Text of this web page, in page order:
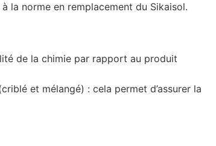
la norme en remplacement du Sikaisol.
de la chimie par rapport au produit
et mélangé) : cela permet d’assurer la